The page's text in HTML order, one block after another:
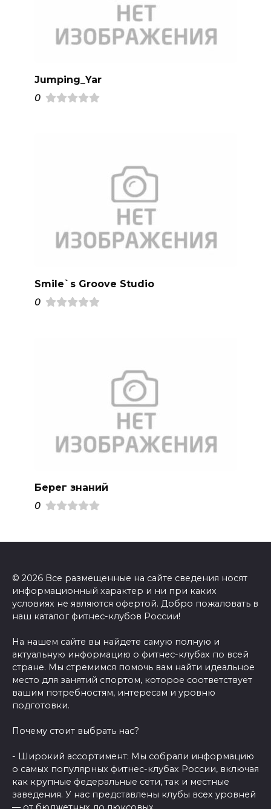
Jumping_Yar
0
Smile`s Groove Studio
0
Берег знаний
0
© 2026 Все размещенные на сайте сведения носят
информационный характер и ни при каких
условиях не являются офертой. Добро пожаловать в
наш каталог фитнес-клубов России!
На нашем сайте вы найдете самую полную и
актуальную информацию о фитнес-клубах по всей
стране. Мы стремимся помочь вам найти идеальное
место для занятий спортом, которое соответствует
вашим потребностям, интересам и уровню
подготовки.
Почему стоит выбрать нас?
- Широкий ассортимент: Мы собрали информацию
о самых популярных фитнес-клубах России, включая
как крупные федеральные сети, так и местные
заведения. У нас представлены клубы всех уровней